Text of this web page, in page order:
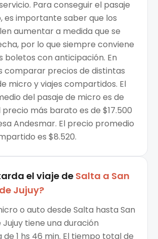
Para conseguir el pasaje
es importante saber que los
aumentar a medida que se
por lo que siempre conviene
boletos con anticipación. En
comparar precios de distintas
micro y viajes compartidos. El
del pasaje de micro es de
precio más barato es de $17.500
Andesmar. El precio promedio
es $8.520.
el viaje de Salta a San
Jujuy?
o auto desde Salta hasta San
Jujuy tiene una duración
1 hs 46 min. El tiempo total de